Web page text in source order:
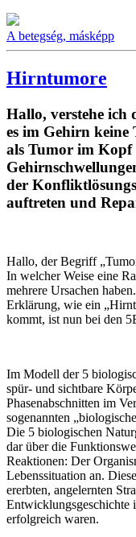
A betegség, másképp
Hirntumore
Hallo, verstehe ich
es im Gehirn keine
als Tumor im
der
auftreten und
Hallo, der Begriff
In welcher Weise eine
mehrere Ursachen
Erklärung, wie ein
kommt, ist nun bei den
Im Modell der 5
spür- und sichtbare
Phasenabschnitten im
sogenannten
Die 5 biologischen
dar über die
Reaktionen: Der
Lebenssituation an.
ererbten, angelernten
Entwicklungsgeschichte
erfolgreich waren.